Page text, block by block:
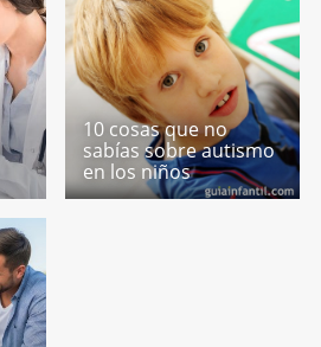
10 cosas que no
sabías sobre autismo
en los niños